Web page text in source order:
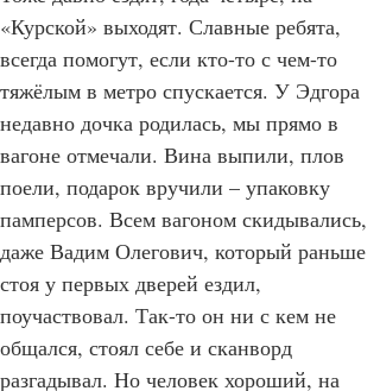
Тоже давно ездят, года четыре, на
«Курской» выходят. Славные ребята,
всегда помогут, если кто-то с чем-то
тяжёлым в метро спускается. У Эдгора
недавно дочка родилась, мы прямо в
вагоне отмечали. Вина выпили, плов
поели, подарок вручили – упаковку
памперсов. Всем вагоном скидывались,
даже Вадим Олегович, который раньше
стоя у первых дверей ездил,
поучаствовал. Так-то он ни с кем не
общался, стоял себе и сканворд